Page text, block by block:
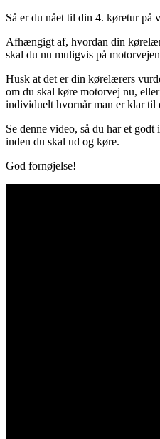
Så er du nået til din 4. køretur på
Afhængigt af, hvordan din
skal du nu muligvis på
Husk at det er din kørelærers
om du skal køre motorvej nu,
individuelt hvornår man er klar til
Se denne video, så du har et
inden du skal ud og køre.
God fornøjelse!